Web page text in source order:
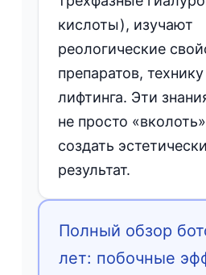
кислоты), изучают
реологические
препаратов,
лифтинга. Эти
не просто
создать
результат.
Полный обзор
лет: побочные